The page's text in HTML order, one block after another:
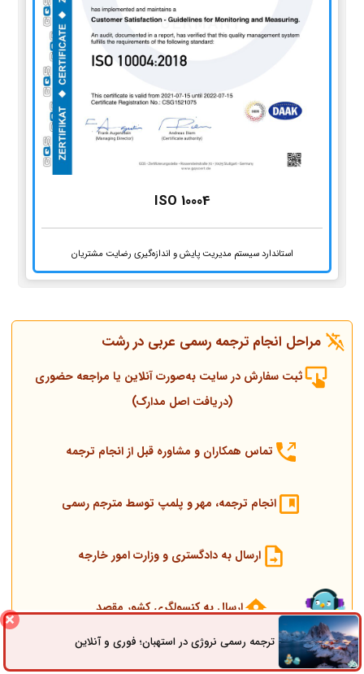
ISO 10004
استاندارد سیستم مدیریت پایش و اندازه‌گیری رضایت مشتریان
مراحل انجام ترجمه رسمی عربی در رشت
ثبت سفارش در سایت به‌صورت آنلاین یا مراجعه حضوری
(دریافت اصل مدارک)
تماس همکاران و مشاوره قبل از انجام ترجمه
انجام ترجمه، مهر و پلمپ توسط مترجم رسمی
ارسال به دادگستری و وزارت امور خارجه
ارسال به کنسولگری کشور مقصد
ترجمه رسمی نروژی در استهبان؛ فوری و آنلاینثبت سفارش راه های ارتباطی